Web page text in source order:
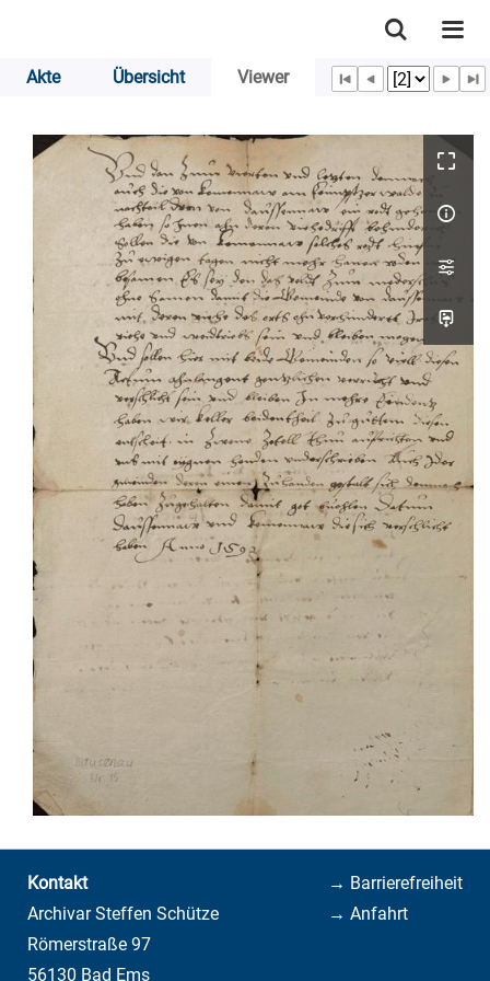
Akte Übersicht Viewer
→ Barrierefreiheit
→ Anfahrt
Kontakt
Archivar Steffen Schütze
Römerstraße 97
56130 Bad Ems